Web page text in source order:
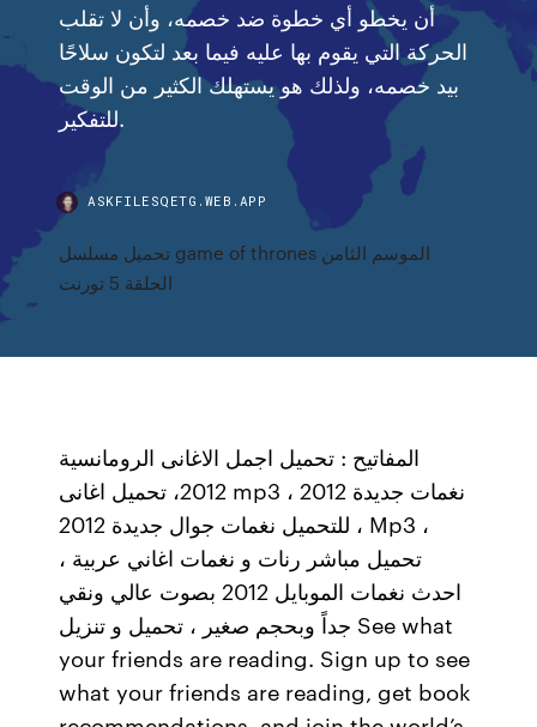
أن يخطو أي خطوة ضد خصمه، وأن لا تقلب
الحركة التي يقوم بها عليه فيما بعد لتكون سلاحًا
بيد خصمه، ولذلك هو يستهلك الكثير من الوقت
للتفكير.
ASKFILESQETG.WEB.APP
تحميل مسلسل game of thrones الموسم الثامن
الحلقة 5 تورنت
المفاتيح : تحميل اجمل الاغانى الرومانسية
2012، تحميل اغانى mp3 ، 2012 نغمات جديدة
، للتحميل نغمات جوال جديدة 2012 Mp3 ،
تحميل مباشر رنات و نغمات اغاني عربية ،
احدث نغمات الموبايل 2012 بصوت عالي ونقي
جداً وبحجم صغير ، تحميل و تنزيل See what
your friends are reading. Sign up to see
what your friends are reading, get book